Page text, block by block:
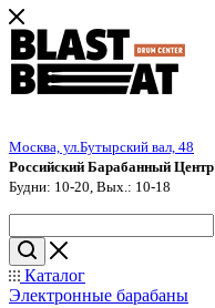
Москва, ул.Бутырский вал, 48
Российский Барабанный Центр
Будни: 10-20, Вых.: 10-18
Каталог
Электронные барабаны